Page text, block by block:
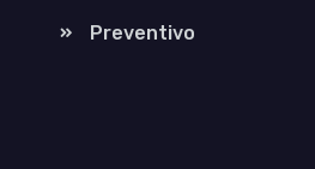
Preventivo